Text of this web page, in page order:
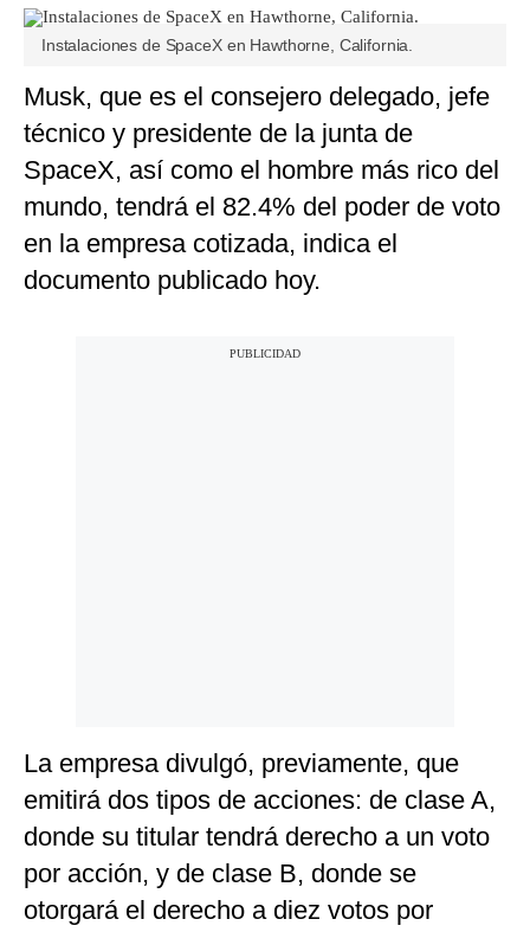
Instalaciones de SpaceX en Hawthorne, California.
Musk, que es el consejero delegado, jefe
técnico y presidente de la junta de
SpaceX, así como el hombre más rico del
mundo, tendrá el 82.4% del poder de voto
en la empresa cotizada, indica el
documento publicado hoy.
La empresa divulgó, previamente, que
emitirá dos tipos de acciones: de clase A,
donde su titular tendrá derecho a un voto
por acción, y de clase B, donde se
otorgará el derecho a diez votos por